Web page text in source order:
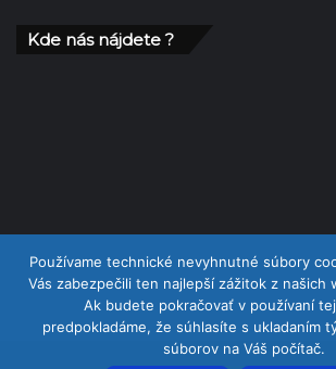
Kde nás nájdete ?
Používame technické nevyhnutné súbory
Vás zabezpečili ten najlepší zážitok z našich
Ak budete pokračovať v používaní
predpokladáme, že súhlasíte s ukladaním
súborov na Váš počítač.